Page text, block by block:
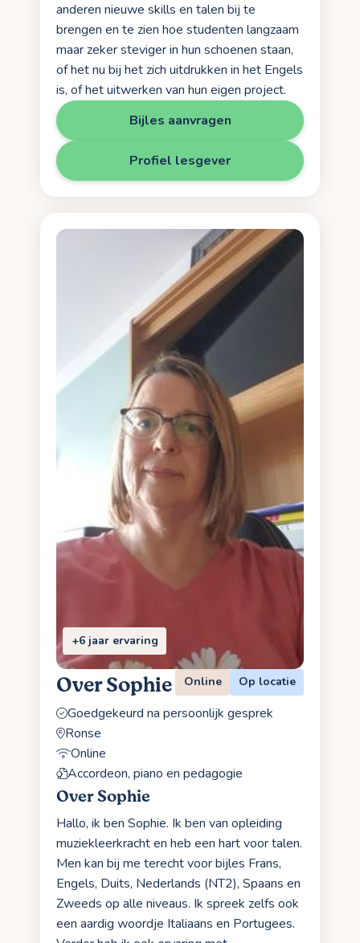
anderen nieuwe skills en talen bij te
brengen en te zien hoe studenten langzaam
maar zeker steviger in hun schoenen staan,
of het nu bij het zich uitdrukken in het Engels
is, of het uitwerken van hun eigen project.
Bijles aanvragen
Profiel lesgever
+6 jaar ervaring
Over Sophie Online Op locatie
Goedgekeurd na persoonlijk gesprek
Ronse
Online
Accordeon, piano en pedagogie
Over Sophie
Hallo, ik ben Sophie. Ik ben van opleiding
muziekleerkracht en heb een hart voor talen.
Men kan bij me terecht voor bijles Frans,
Engels, Duits, Nederlands (NT2), Spaans en
Zweeds op alle niveaus. Ik spreek zelfs ook
een aardig woordje Italiaans en Portugees.